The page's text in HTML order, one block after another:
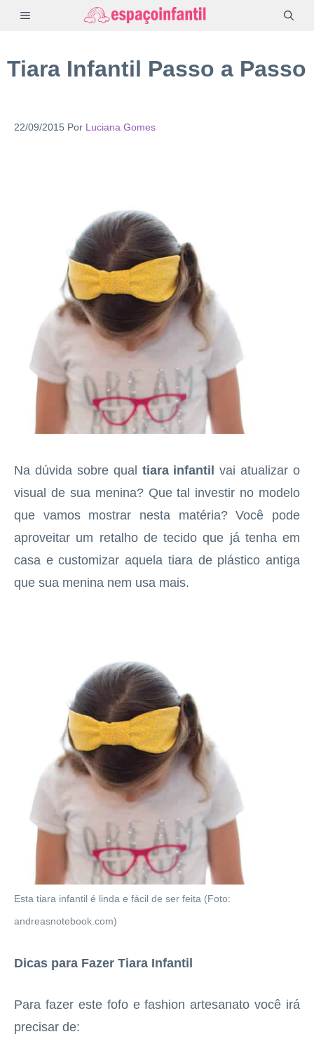
Pular
conteúdo
MENU
Tiara Infantil Passo a Passo
22/09/2015 Por Luciana Gomes
Na dúvida sobre qual tiara infantil vai atualizar o
visual de sua menina? Que tal investir no modelo
que vamos mostrar nesta matéria? Você pode
aproveitar um retalho de tecido que já tenha em
casa e customizar aquela tiara de plástico antiga
que sua menina nem usa mais.
Esta tiara infantil é linda e fácil de ser feita (Foto:
andreasnotebook.com)
Dicas para Fazer Tiara Infantil
Para fazer este fofo e fashion artesanato você irá
precisar de: